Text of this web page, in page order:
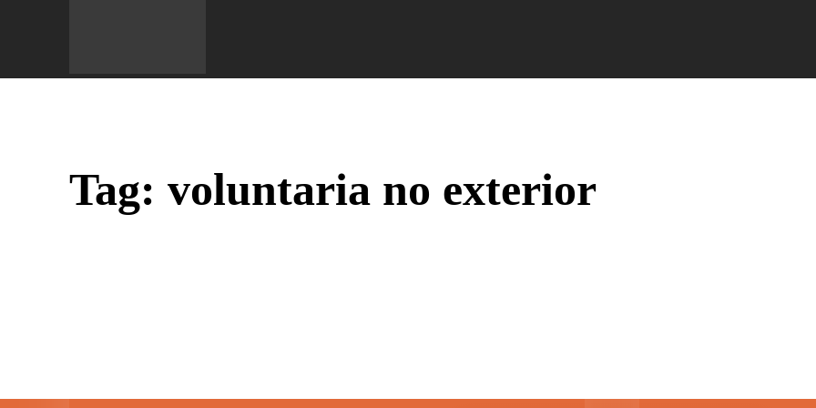
Tag: voluntaria no exterior